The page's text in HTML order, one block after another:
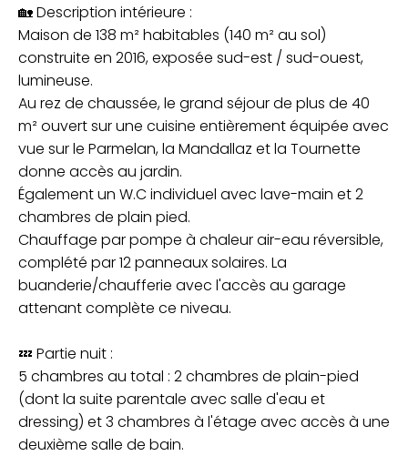
🏡 Description intérieure :
Maison de 138 m² habitables (140 m² au sol)
construite en 2016, exposée sud-est / sud-ouest,
lumineuse.
Au rez de chaussée, le grand séjour de plus de 40
m² ouvert sur une cuisine entièrement équipée avec
vue sur le Parmelan, la Mandallaz et la Tournette
donne accès au jardin.
Également un W.C individuel avec lave-main et 2
chambres de plain pied.
Chauffage par pompe à chaleur air-eau réversible,
complété par 12 panneaux solaires. La
buanderie/chaufferie avec l'accès au garage
attenant complète ce niveau.
💤 Partie nuit :
5 chambres au total : 2 chambres de plain-pied
(dont la suite parentale avec salle d'eau et
dressing) et 3 chambres à l'étage avec accès à une
deuxième salle de bain.